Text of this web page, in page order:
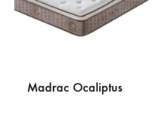
Madrac Ocaliptus